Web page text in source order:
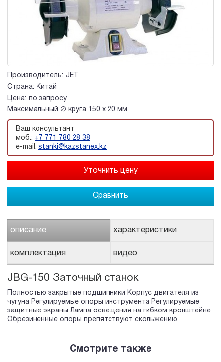
Производитель: JET
Страна:
Китай
Цена:
по запросу
Максимальный ∅ круга 150 х 20 мм
Ваш консультант
моб.: +7 771 780 28 38
e-mail: stanki@kazstanex.kz
Сравнить
описание характеристики
комплектация видео
JBG-150 Заточный станок
Полностью закрытые подшипники Корпус двигателя из
чугуна Регулируемые опоры инструмента Регулируемые
защитные экраны Лампа освещения на гибком кронштейне
Обрезиненные опоры препятствуют скольжению
Смотрите также